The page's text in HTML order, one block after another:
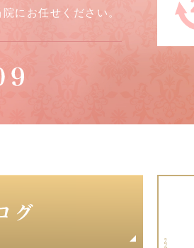
にお任せください。